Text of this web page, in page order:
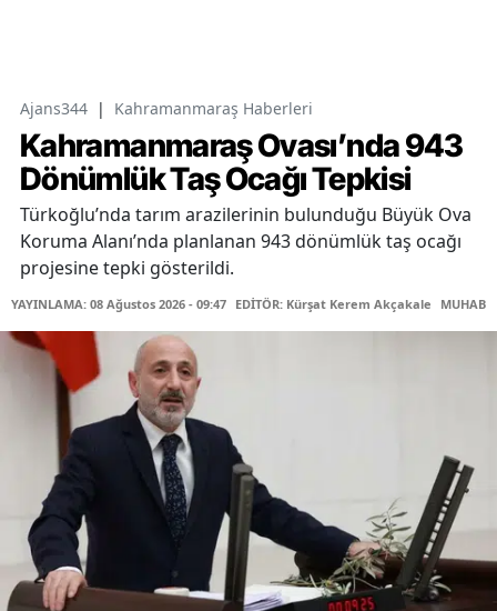
Ajans344 | Kahramanmaraş Haberleri
Kahramanmaraş Ovası’nda 943
Dönümlük Taş Ocağı Tepkisi
Türkoğlu’nda tarım arazilerinin bulunduğu Büyük Ova
Koruma Alanı’nda planlanan 943 dönümlük taş ocağı
projesine tepki gösterildi.
YAYINLAMA: 08 Ağustos 2026 - 09:47 EDİTÖR: Kürşat Kerem Akçakale